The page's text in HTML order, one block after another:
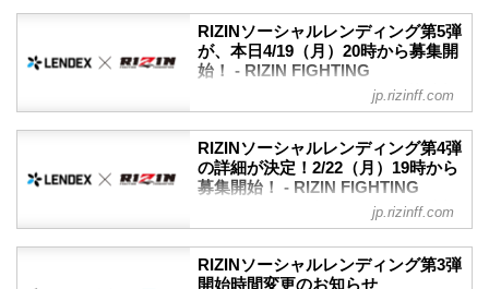
金を運用したい投資家とをマッチングす
るサービス」のこと。
2019年より開始されたRIZINファンドは
これまでに第6弾まで行われ、いずれも募
集開始後すぐに満額に達成している。
第7弾となる今回は、本日9月6日（月）20
時より募集がスタート！応募には、事前
にLENDEXでの口座開設が必要...
ソーシャルレンディング第6弾が、本日6
月28日（月）20:00から募集開始すること
が決定したぞ！
を集める「資金を必要とする事業者とお
金を運用したい投資家とをマッチングす
るサービス」のこと。
2019年より開始されたRIZINファンドは
これまでに第5弾まで行われ、いずれも募
集開始後すぐに満額に達成している。
第6弾となる今回は、本日6月28日（月）
20時より募集がスタート！応募には、事
前にLENDEXでの口座開設が...
RIZINソーシャルレンディング第5弾
が、本日4/19（月）20時から募集開
始！ - RIZIN FIGHTING
FEDERATION オフィシャルサイト
ソーシャルレンディング第5弾が、本日4
月19日（月）20:00から募集開始すること
が決定したぞ！
を集める「資金を必要とする事業者とお
金を運用したい投資家とをマッチングす
るサービス」のこと。
2019年より開始されたRIZINファンドは
jp.rizinff.com
RIZINソーシャルレンディング第4弾
の詳細が決定！2/22（月）19時から
募集開始！ - RIZIN FIGHTING
FEDERATION オフィシャルサイト
る、株式会社LENDEX（レンデックス）
とのソーシャルレンディング第4弾の詳細
jp.rizinff.com
RIZINソーシャルレンディング第3弾
開始時間変更のお知らせ